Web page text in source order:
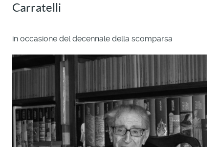
Carratelli
in occasione del decennale della scomparsa